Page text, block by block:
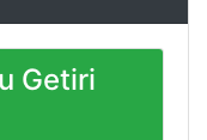
Getiri